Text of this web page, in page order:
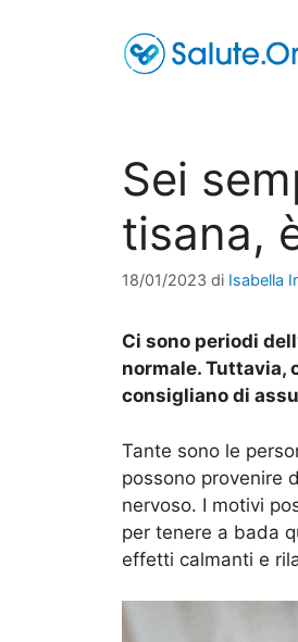
Sei
tisana,
18/01/2023 di Isabella
Ci sono periodi
normale. Tuttavia,
consigliano di
Tante sono le
possono provenire
nervoso. I motivi
per tenere a bada
effetti calmanti e